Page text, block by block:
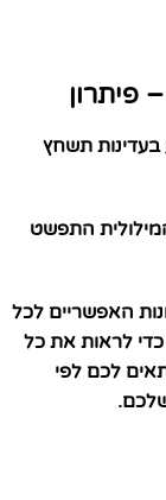
פיתרון
בעדינות תשחץ
המילולית התפשט
האפשריים לכל
לראות את כל
לכם לפי